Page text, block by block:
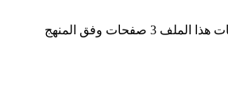
في مادة اللغة العربية للصف الحادي عشر للفصل الدراسي الأول من العام الدراسي 2025/2024م، عدد صفحات هذا الملف 3 صفحات وفق المنهج